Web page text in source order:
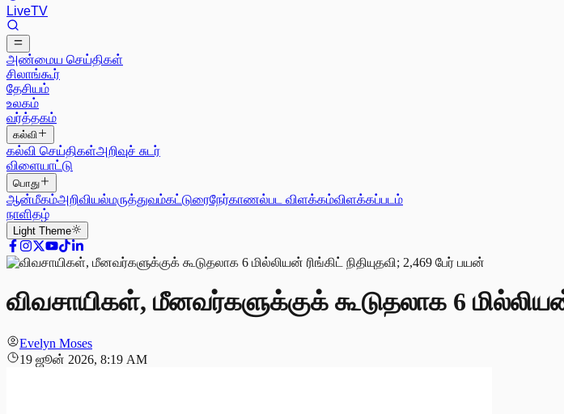
LiveTV
அண்மைய செய்திகள்
சிலாங்கூர்
தேசியம்
உலகம்
வர்த்தகம்
கல்வி
கல்வி செய்திகள்அறிவுச் சுடர்
விளையாட்டு
பொது
ஆன்மீகம்அறிவியல்மருத்துவம்கட்டுரைநேர்காணல்பட விளக்கம்விளக்கப்படம்
நாளிதழ்
Light Theme
விவசாயிகள், மீனவர்களுக்குக் கூடுதலாக 6 மில்லியன்
Evelyn Moses
19 ஜூன் 2026, 8:19 AM